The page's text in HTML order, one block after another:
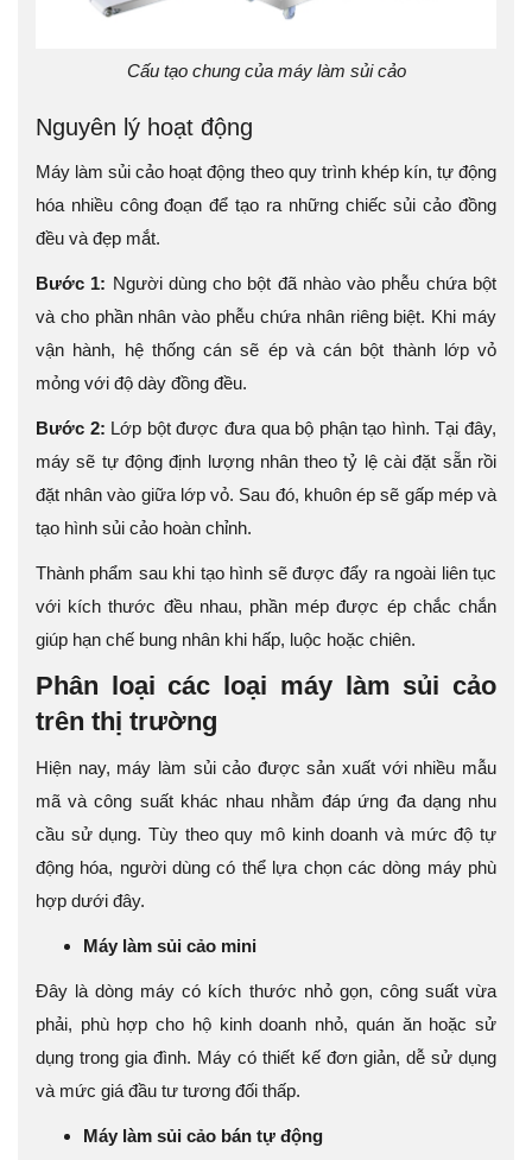
Cấu tạo chung của máy làm sủi cảo
Nguyên lý hoạt động
Máy làm sủi cảo hoạt động theo quy trình khép kín, tự động
hóa nhiều công đoạn để tạo ra những chiếc sủi cảo đồng
đều và đẹp mắt.
Bước 1: Người dùng cho bột đã nhào vào phễu chứa bột
và cho phần nhân vào phễu chứa nhân riêng biệt. Khi máy
vận hành, hệ thống cán sẽ ép và cán bột thành lớp vỏ
mỏng với độ dày đồng đều.
Bước 2: Lớp bột được đưa qua bộ phận tạo hình. Tại đây,
máy sẽ tự động định lượng nhân theo tỷ lệ cài đặt sẵn rồi
đặt nhân vào giữa lớp vỏ. Sau đó, khuôn ép sẽ gấp mép và
tạo hình sủi cảo hoàn chỉnh.
Thành phẩm sau khi tạo hình sẽ được đẩy ra ngoài liên tục
với kích thước đều nhau, phần mép được ép chắc chắn
giúp hạn chế bung nhân khi hấp, luộc hoặc chiên.
Phân loại các loại máy làm sủi cảo
trên thị trường
Hiện nay, máy làm sủi cảo được sản xuất với nhiều mẫu
mã và công suất khác nhau nhằm đáp ứng đa dạng nhu
cầu sử dụng. Tùy theo quy mô kinh doanh và mức độ tự
động hóa, người dùng có thể lựa chọn các dòng máy phù
hợp dưới đây.
Máy làm sủi cảo mini
Đây là dòng máy có kích thước nhỏ gọn, công suất vừa
phải, phù hợp cho hộ kinh doanh nhỏ, quán ăn hoặc sử
dụng trong gia đình. Máy có thiết kế đơn giản, dễ sử dụng
và mức giá đầu tư tương đối thấp.
Máy làm sủi cảo bán tự động